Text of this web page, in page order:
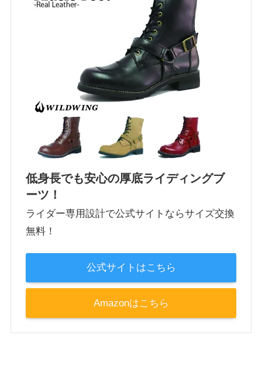
低身長でも安心の厚底ライディングブ
ーツ！
ライダー専用設計で公式サイトならサイズ交換
無料！
公式サイトはこちら
Amazonはこちら